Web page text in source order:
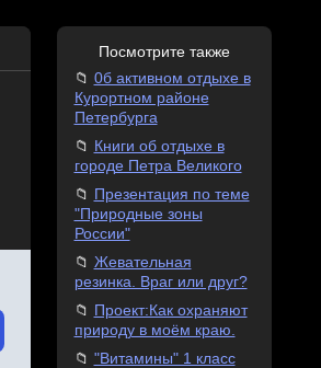
Посмотрите также
0б активном отдыхе в
Курортном районе
Петербурга
Книги об отдыхе в
городе Петра Великого
Презентация по теме
"Природные зоны
России"
Жевательная
резинка. Враг или друг?
Проект:Как охраняют
природу в моём краю.
"Витамины" 1 класс